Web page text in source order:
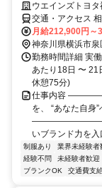
ウエインズトヨ
交通・アクセス
月給212,900円～
神奈川県横浜市泉
勤務時間詳細 実
あたり18日 〜 21
休憩75分)
仕事内容
を、 “あなた自身
いブランド力を
制服あり 業界未経験者
経験不問
未経験者歓迎
ブランクOK
交通費支